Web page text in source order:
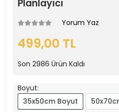
Planlayıcı
Yorum Yaz
499,00 TL
Son 2986 Ürün Kaldı
Boyut:
35x50cm Boyut